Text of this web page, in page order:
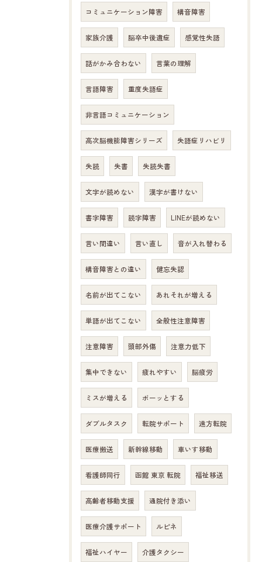
コミュニケーション障害 構音障害
家族介護 脳卒中後遺症 感覚性失語
話がかみ合わない 言葉の理解
言語障害 重度失語症
非言語コミュニケーション
高次脳機能障害シリーズ 失語症リハビリ
失読 失書 失読失書
文字が読めない 漢字が書けない
書字障害 読字障害 LINEが読めない
言い間違い 言い直し 音が入れ替わる
構音障害との違い 健忘失認
名前が出てこない あれそれが増える
単語が出てこない 全般性注意障害
注意障害 頭部外傷 注意力低下
集中できない 疲れやすい 脳疲労
ミスが増える ボーッとする
ダブルタスク 転院サポート 遠方転院
医療搬送 新幹線移動 車いす移動
看護師同行 函館 東京 転院 福祉移送
高齢者移動支援 通院付き添い
医療介護サポート ルピネ
福祉ハイヤー 介護タクシー